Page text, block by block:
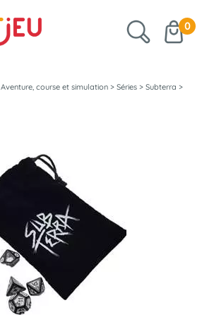
0
Aventure, course et simulation > Séries > Subterra >